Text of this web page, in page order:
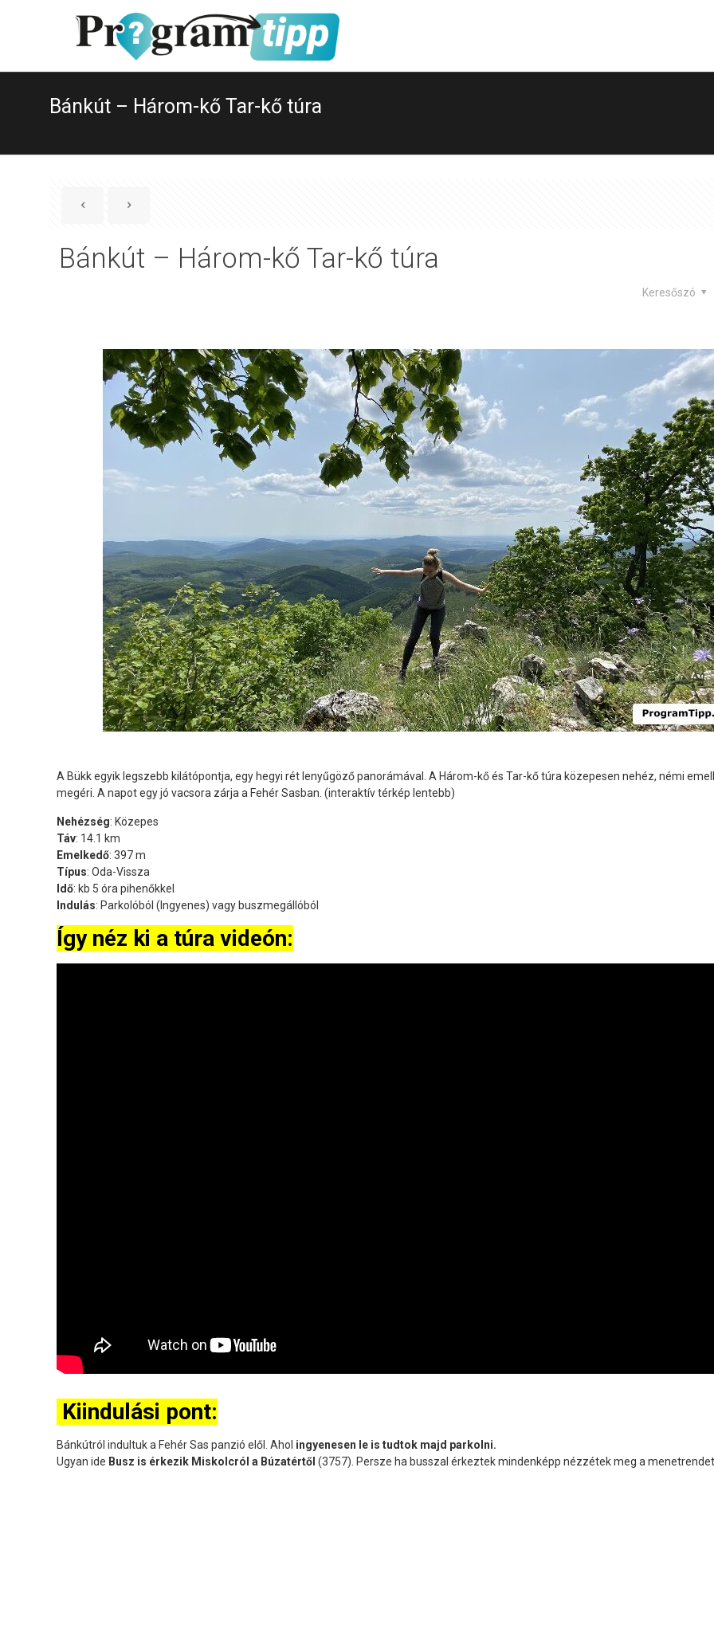
Bánkút – Három-kő Tar-kő túra
Bánkút – Három-kő Tar-kő túra
Keresőszó
A Bükk egyik legszebb kilátópontja, egy hegyi rét lenyűgöző panorámával. A Három-kő és Tar-kő túra közepesen nehéz, némi
megéri. A napot egy jó vacsora zárja a Fehér Sasban. (interaktív térkép lentebb)
Nehézség: Közepes
Táv: 14.1 km
Emelkedő: 397 m
Típus: Oda-Vissza
Idő: kb 5 óra pihenőkkel
Indulás: Parkolóból (Ingyenes) vagy buszmegállóból
Így néz ki a túra videón:
Kiindulási pont:
Bánkútról indultuk a Fehér Sas panzió elől. Ahol ingyenesen le is tudtok majd parkolni.
Ugyan ide Busz is érkezik Miskolcról a Búzatértől (3757). Persze ha busszal érkeztek mindenképp nézzétek meg a